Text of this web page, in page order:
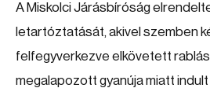
A Miskolci Járásbíróság
letartóztatását, akivel szemben
felfegyverkezve elkövetett
megalapozott gyanúja miatt